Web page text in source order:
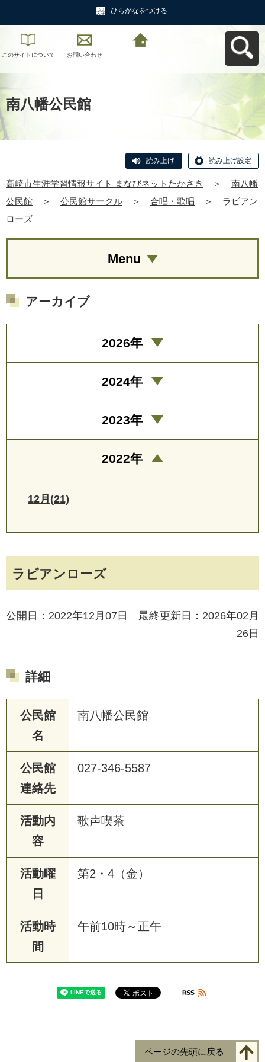
ひらがなをつける
このサイトについて お問い合わせ
南八幡公民館
読み上げ 読み上げ設定
高崎市生涯学習情報サイト まなびネットたかさき ＞
南八幡
公民館
＞ 公民館サークル ＞ 合唱・歌唱 ＞
ラビアン
ローズ
ラビアンローズ
公開日：2022年12月07日 最終更新日：2026年02月
26日
詳細
公民館
名
南八幡公民館
公民館
連絡先
027-346-5587
活動内
容
歌声喫茶
活動曜
日
第2・4（金）
活動時
間
午前10時～正午
Menu
アーカイブ
2026年
2024年
2023年
2022年
12月(21)
ページの先頭に戻る